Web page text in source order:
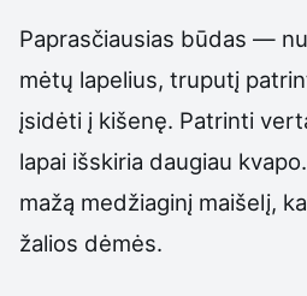
Paprasčiausias būdas —
mėtų lapelius, truputį
įsidėti į kišenę. Patrinti
lapai išskiria daugiau
mažą medžiaginį maišelį,
žalios dėmės.